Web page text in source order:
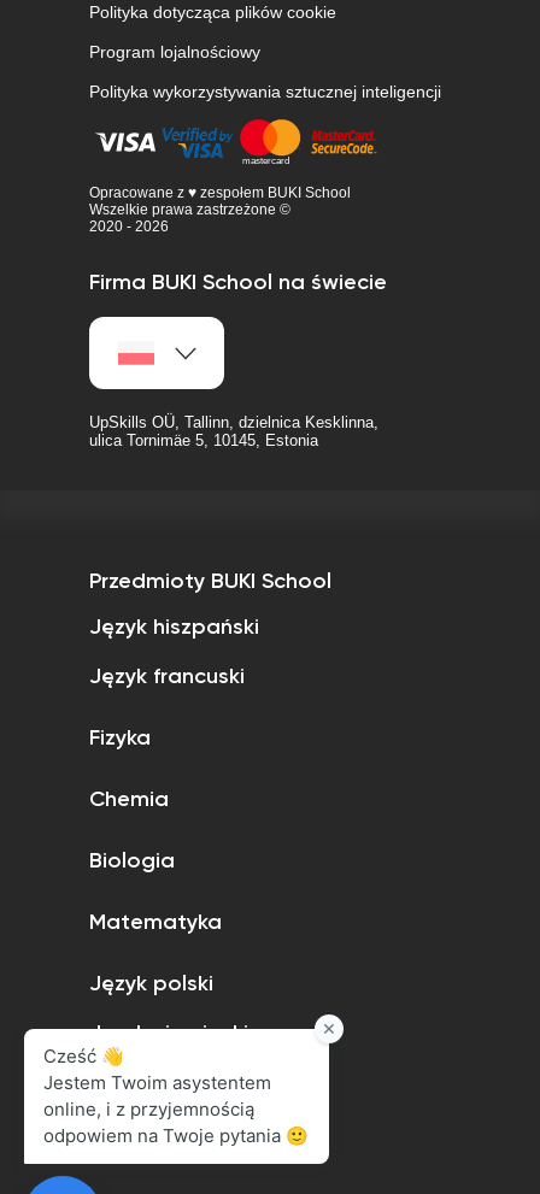
Polityka dotycząca plików cookie
Program lojalnościowy
Polityka wykorzystywania sztucznej inteligencji
Opracowane z ♥ zespołem BUKI School
Wszelkie prawa zastrzeżone ©
2020 - 2026
Firma BUKI School na świecie
UpSkills OÜ, Tallinn, dzielnica Kesklinna,
ulica Tornimäe 5, 10145, Estonia
Przedmioty BUKI School
Język hiszpański
Język francuski
Fizyka
Chemia
Biologia
Matematyka
Język polski
Język niemiecki
Język angielski